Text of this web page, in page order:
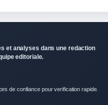
et analyses dans une redaction
editoriale.
de confiance pour verification rapide.